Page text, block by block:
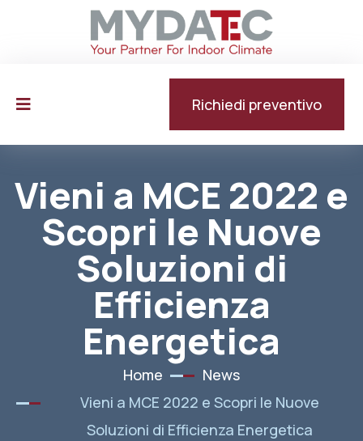
Richiedi preventivo
Vieni a MCE 2022 e
Scopri le Nuove
Soluzioni di
Efficienza
Energetica
Home
News
Vieni a MCE 2022 e Scopri le Nuove
Soluzioni di Efficienza Energetica